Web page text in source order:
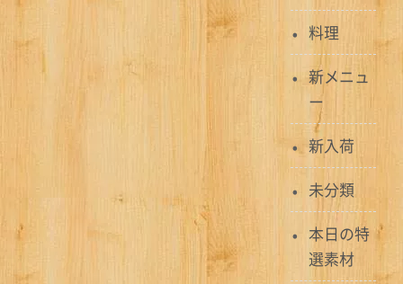
料理
新メニュ
ー
新入荷
未分類
本日の特
選素材